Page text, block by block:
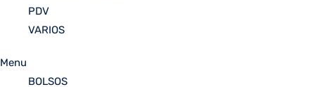
PDV
VARIOS
Menu
BOLSOS